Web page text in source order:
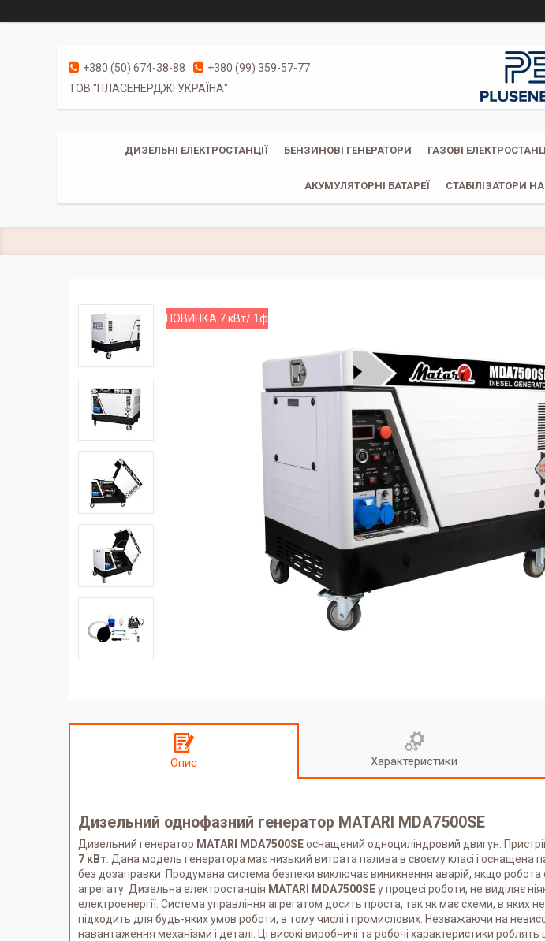
+380 (50) 674-38-88
+380 (99) 359-57-77
ТОВ "ПЛАСЕНЕРДЖІ УКРАЇНА"
ДИЗЕЛЬНІ ЕЛЕКТРОСТАНЦІЇ БЕНЗИНОВІ ГЕНЕРАТОРИ ГАЗОВІ
АКУМУЛЯТОРНІ БАТАРЕЇ СТАБІЛІЗАТОРИ
НОВИНКА 7 кВт/ 1ф
Опис Характеристики
Дизельний однофазний генератор MATARI MDA7500SE
Дизельний генератор MATARI MDA7500SEоснащений одноциліндровий двигун.
7 кВт . Дана модель генератора має низький витрата палива в своєму класі і
без дозаправки. Продумана система безпеки виключає виникнення аварій, якщо
агрегату. Дизельна електростанція MATARI MDA7500SEу процесі роботи, не виділяє
електроенергії. Система управління агрегатом досить проста, так як має схеми, в
підходить для будь-яких умов роботи, в тому числі і промислових. Незважаючи на
навантаження механізми і деталі. Ці високі виробничі та робочі характеристики